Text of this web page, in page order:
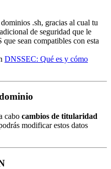
.sh, gracias al cual tu
de seguridad que le
sean compatibles con esta
DNSSEC: Qué es y cómo
cabo cambios de titularidad
modificar estos datos